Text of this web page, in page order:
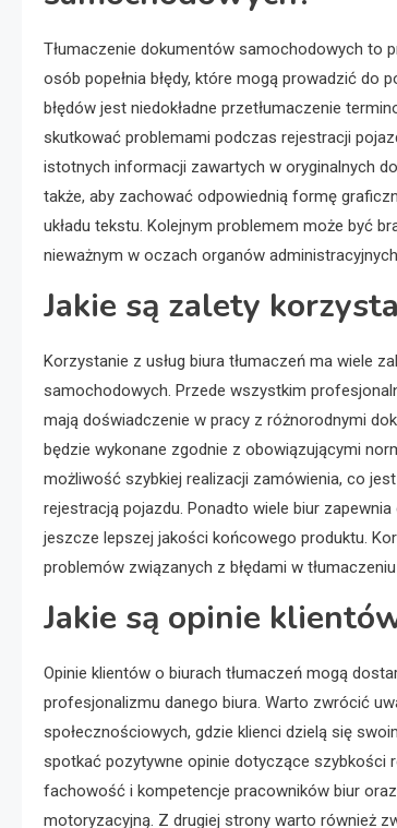
Tłumaczenie dokumentów samochodowych to
osób popełnia błędy, które mogą prowadzić do
błędów jest niedokładne przetłumaczenie
skutkować problemami podczas rejestracji
istotnych informacji zawartych w oryginalnych
także, aby zachować odpowiednią formę
układu tekstu. Kolejnym problemem może być
nieważnym w oczach organów
Jakie są zalety
Korzystanie z usług biura tłumaczeń ma wiele
samochodowych. Przede wszystkim
mają doświadczenie w pracy z różnorodnymi
będzie wykonane zgodnie z obowiązującymi
możliwość szybkiej realizacji zamówienia, co
rejestracją pojazdu. Ponadto wiele biur
jeszcze lepszej jakości końcowego produktu.
problemów związanych z błędami w
Jakie są opinie
Opinie klientów o biurach tłumaczeń mogą
profesjonalizmu danego biura. Warto zwrócić
społecznościowych, gdzie klienci dzielą się
spotkać pozytywne opinie dotyczące szybkości
fachowość i kompetencje pracowników biur
motoryzacyjną. Z drugiej strony warto również